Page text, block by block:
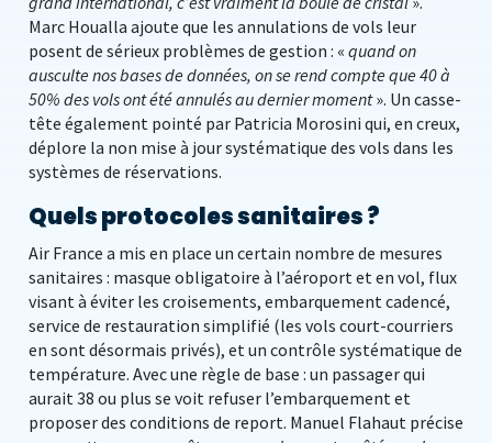
Marc Houalla ajoute que les annulations de vols leur
posent de sérieux problèmes de gestion : « quand on
ausculte nos bases de données, on se rend compte que 40 à
50% des vols ont été annulés au dernier moment». Un casse-
tête également pointé par Patricia Morosini qui, en creux,
déplore la non mise à jour systématique des vols dans les
systèmes de réservations.
Quels protocoles sanitaires ?
Air France a mis en place un certain nombre de mesures
sanitaires : masque obligatoire à l’aéroport et en vol, flux
visant à éviter les croisements, embarquement cadencé,
service de restauration simplifié (les vols court-courriers
en sont désormais privés), et un contrôle systématique de
température. Avec une règle de base : un passager qui
aurait 38 ou plus se voit refuser l’embarquement et
proposer des conditions de report. Manuel Flahaut précise